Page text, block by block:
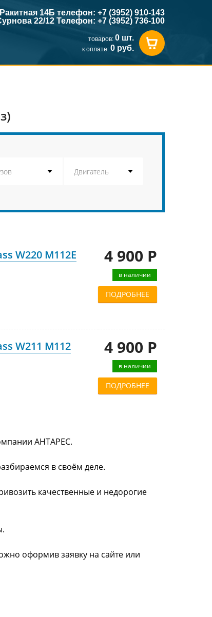
Ракитная 14Б телефон: +7 (3952) 910-143
22/12 Телефон: +7 (3952) 736-100
товаров: 0 шт.
к оплате: 0 руб.
W220 M112E
4 900 Р
в наличии
ПОДРОБНЕЕ
W211 M112
4 900 Р
в наличии
ПОДРОБНЕЕ
АНТАРЕС.
в своём деле.
качественные и недорогие
оформив заявку на сайте или